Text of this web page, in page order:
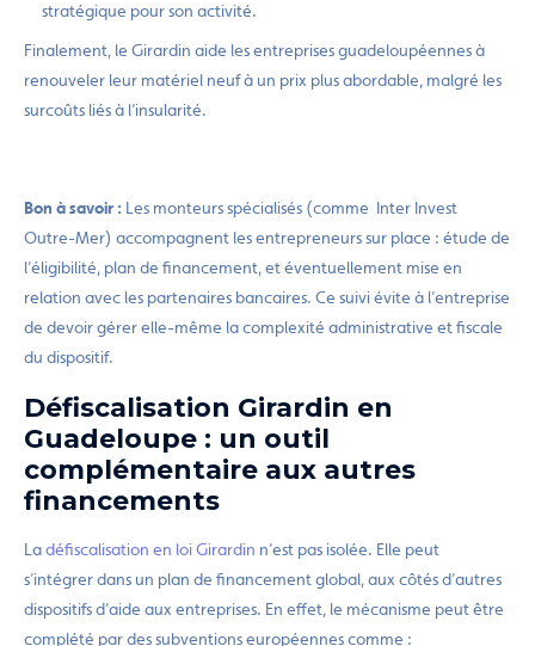
stratégique pour son activité.
Finalement, le Girardin aide les entreprises guadeloupéennes à
renouveler leur matériel neuf à un prix plus abordable, malgré les
surcoûts liés à l’insularité.
Bon à savoir : Les monteurs spécialisés (comme Inter Invest
Outre-Mer) accompagnent les entrepreneurs sur place : étude de
l’éligibilité, plan de financement, et éventuellement mise en
relation avec les partenaires bancaires. Ce suivi évite à l’entreprise
de devoir gérer elle-même la complexité administrative et fiscale
du dispositif.
Défiscalisation Girardin en
Guadeloupe : un outil
complémentaire aux autres
financements
Ladéfiscalisation en loi Girardin n’est pas isolée. Elle peut
s’intégrer dans un plan de financement global, aux côtés d’autres
dispositifs d’aide aux entreprises. En effet, le mécanisme peut être
complété par des subventions européennes comme :